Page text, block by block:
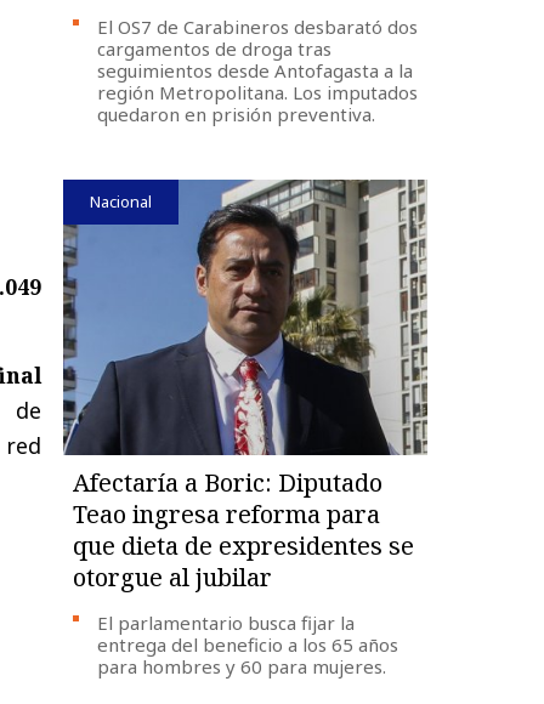
de
El OS7 de Carabineros desbarató dos
cargamentos de droga tras
seguimientos desde Antofagasta a la
región Metropolitana. Los imputados
quedaron en prisión preventiva.
Nacional
Afectaría a Boric: Diputado
Teao ingresa reforma para
que dieta de expresidentes se
otorgue al jubilar
El parlamentario busca fijar la
entrega del beneficio a los 65 años
para hombres y 60 para mujeres.